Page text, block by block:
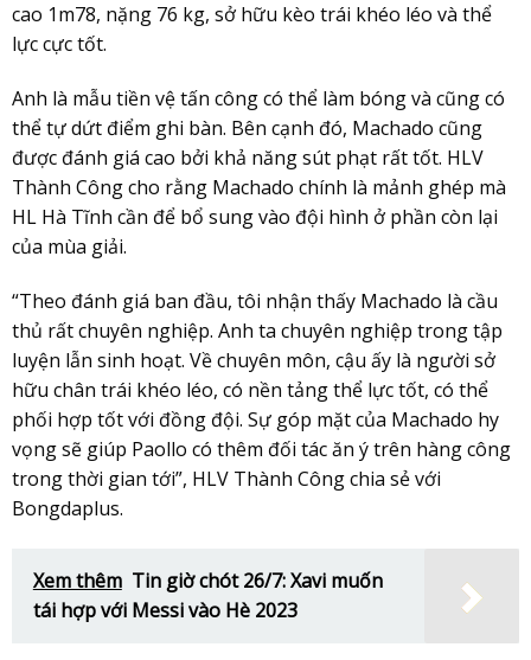
cao 1m78, nặng 76 kg, sở hữu kèo trái khéo léo và thể
lực cực tốt.
Anh là mẫu tiền vệ tấn công có thể làm bóng và cũng có
thể tự dứt điểm ghi bàn. Bên cạnh đó, Machado cũng
được đánh giá cao bởi khả năng sút phạt rất tốt. HLV
Thành Công cho rằng Machado chính là mảnh ghép mà
HL Hà Tĩnh cần để bổ sung vào đội hình ở phần còn lại
của mùa giải.
“Theo đánh giá ban đầu, tôi nhận thấy Machado là cầu
thủ rất chuyên nghiệp. Anh ta chuyên nghiệp trong tập
luyện lẫn sinh hoạt. Về chuyên môn, cậu ấy là người sở
hữu chân trái khéo léo, có nền tảng thể lực tốt, có thể
phối hợp tốt với đồng đội. Sự góp mặt của Machado hy
vọng sẽ giúp Paollo có thêm đối tác ăn ý trên hàng công
trong thời gian tới”, HLV Thành Công chia sẻ với
Bongdaplus.
Xem thêm Tin giờ chót 26/7: Xavi muốn
tái hợp với Messi vào Hè 2023